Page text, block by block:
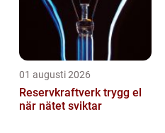
01 augusti 2026
Reservkraftverk trygg el
när nätet sviktar